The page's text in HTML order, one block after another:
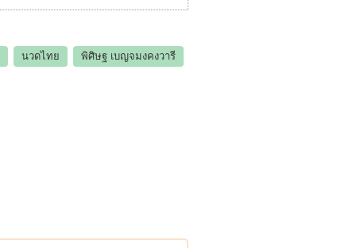
นวดไทย พิศิษฐ เบญจมงคงวารี